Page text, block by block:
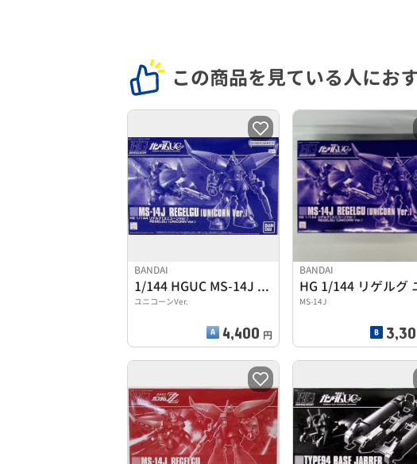
この商品を見ている人にお
BANDAI
1/144 HGUC MS-14J リゲルグ
ユニコーンVer.
4,400 円
BANDAI
MS-14J